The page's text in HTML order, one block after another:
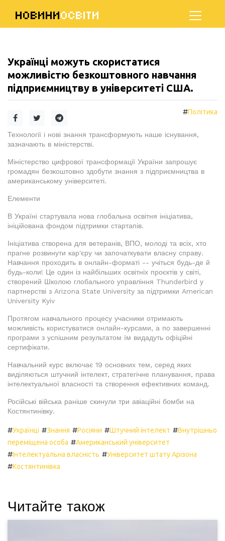
НОВИНИОСВІТИ
Українці можуть скористатися
можливістю безкоштовного навчання
підприємництву в університеті США.
#Політика
Технології і нові знання трансформують наше існування,
зазначають в міністерстві.
Міністерство цифрової трансформації України запрошує
громадян безкоштовно здобути знання з підприємництва в
американському університеті.
Елементи
В Україні стартувала нова глобальна освітня ініціатива,
ініційована фондом підтримки стартапів.
Ініціатива створена для ветеранів, ВПО, молоді та всіх, хто
прагне розвинути кар'єру чи започаткувати власну справу.
Навчання проходить в онлайн-форматі -- учіться будь-де й
будь-коли! Це один із найбільших освітніх проєктів у світі,
створений Школою глобального управління Thunderbird у
партнерстві з Arizona State University за підтримки American
University Kyiv
Протягом навчального процесу учасники отримають
можливість користуватися онлайн-курсами, а по завершенні
програми з успішним результатом їм видадуть офіційні
сертифікати.
Навчальний курс включає 19 основних тем, серед яких
виділяються штучний інтелект, стратегічне планування, права
інтелектуальної власності та створення ефективних команд.
Російські війська раніше скинули три авіаційні бомби на
Костянтинівку.
#Українці #Знання #Росіяни #Штучний інтелект #Внутрішньо
переміщена особа #Американський університет
#Інтелектуальна власність #Університет штату Арізона
#Костянтинівка
Читайте також